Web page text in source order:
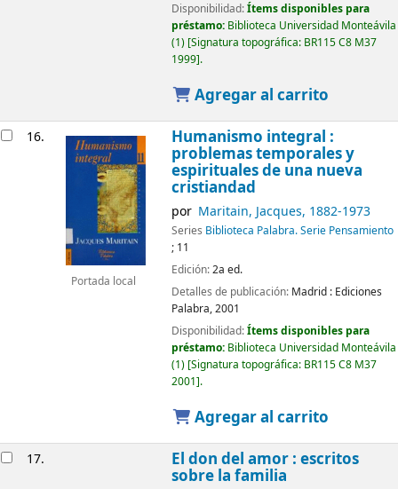
Disponibilidad:Ítems disponibles para
préstamo: Biblioteca Universidad Monteávila
(1) Signatura topográfica: BR115 C8 M37
1999 .
Agregar al carrito
16.
Portada local
Humanismo integral :
problemas temporales y
espirituales de una nueva
cristiandad
por Maritain, Jacques, 1882-1973
Series Biblioteca Palabra. Serie Pensamiento
; 11
Edición:2a ed.
Detalles de publicación: Madrid : Ediciones
Palabra,2001
Disponibilidad:Ítems disponibles para
préstamo: Biblioteca Universidad Monteávila
(1) Signatura topográfica: BR115 C8 M37
2001 .
Agregar al carrito
17. El don del amor : escritos
sobre la familia